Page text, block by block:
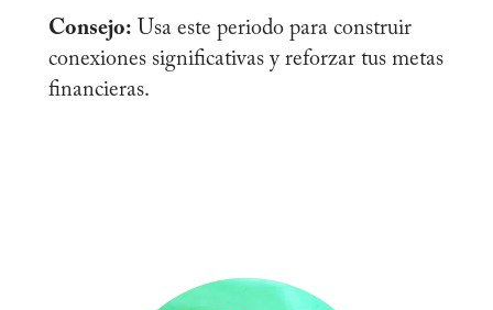
Consejo: Usa este periodo para construir
conexiones significativas y reforzar tus metas
financieras.